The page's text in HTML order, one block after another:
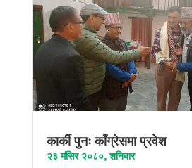
कार्की पुनः काँग्रेसमा प्रवेश
२३ मंसिर २०८०, शनिबार